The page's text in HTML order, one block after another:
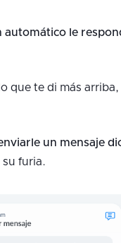
automático le
que te di más arriba,
un mensaje
su furia.